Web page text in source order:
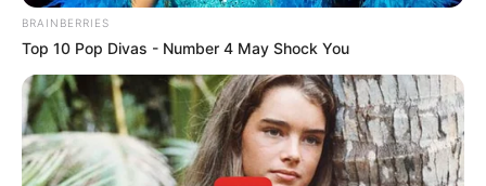
Tifozët Kuqezi kam marrëdhënie shumë të mira. Janë një
grupim i organizuar që na mbështesin jashtë dhe brenda.
Kur kemi pasur pakënaqësi i kemi zgjidhur bashkërisht” .
SHORTI I KOMBËTARES– “Është një short i pranueshëm.
Mund të luftojmë për të shkuar në Europian. Në letër duket
se Franca si kampione bote i ka të gjitha shanset për të
qenë vendi i parë i grupit. Turqia do të luftojë për vendin e
BRAINBERRIES
Top 10 Pop Divas - Number 4 May Shock You